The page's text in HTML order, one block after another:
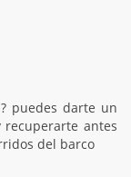
puedes darte un
antes
del barco